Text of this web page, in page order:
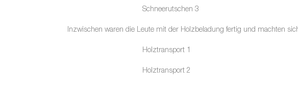
Schneerutschen 3
Inzwischen waren die Leute mit der Holzbeladung fertig und machten
Holztransport 1
Holztransport 2